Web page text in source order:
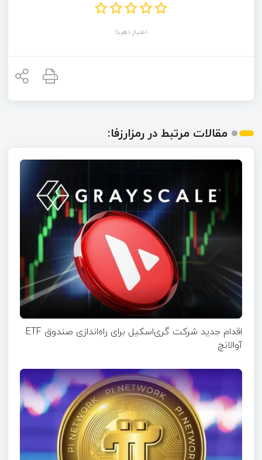
امتیاز دهید!
مقالات مرتبط در رمزارزفا:
اقدام جدید شرکت گری‌اسکیل برای راه‌اندازی صندوق ETF
آوالانچ